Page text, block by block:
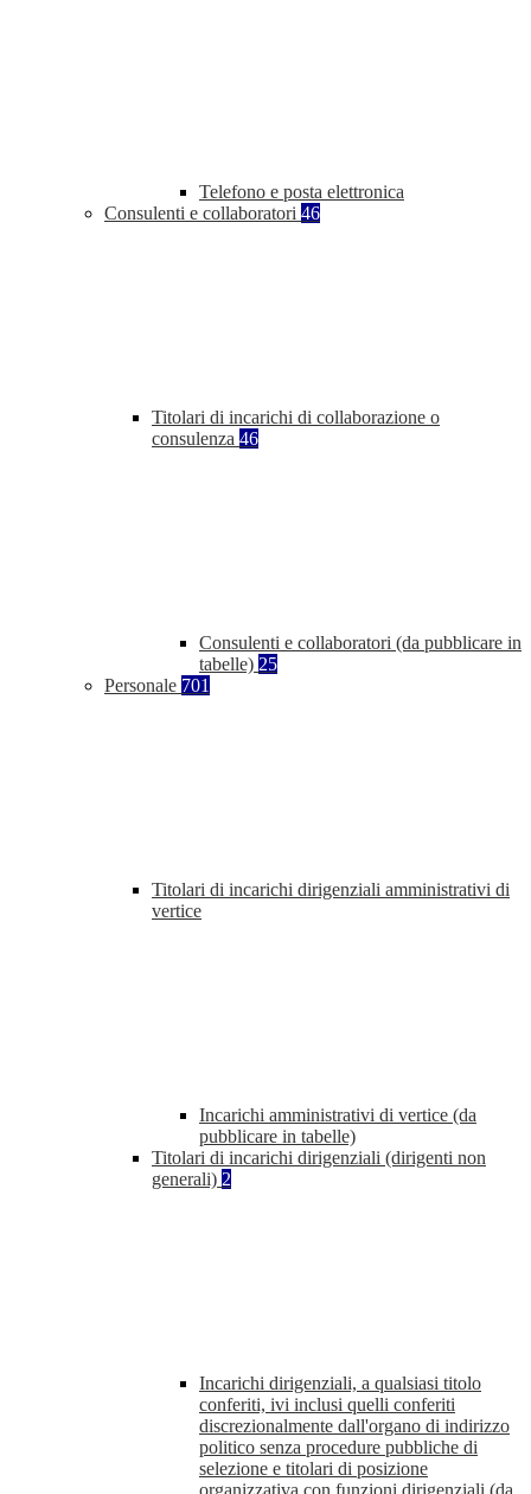
Telefono e posta elettronica
Consulenti e collaboratori 46
Titolari di incarichi di collaborazione o
consulenza 46
Consulenti e collaboratori (da pubblicare in
tabelle) 25
Personale 701
Titolari di incarichi dirigenziali amministrativi di
vertice
Incarichi amministrativi di vertice (da
pubblicare in tabelle)
Titolari di incarichi dirigenziali (dirigenti non
generali) 2
Incarichi dirigenziali, a qualsiasi titolo
conferiti, ivi inclusi quelli conferiti
discrezionalmente dall'organo di indirizzo
politico senza procedure pubbliche di
selezione e titolari di posizione